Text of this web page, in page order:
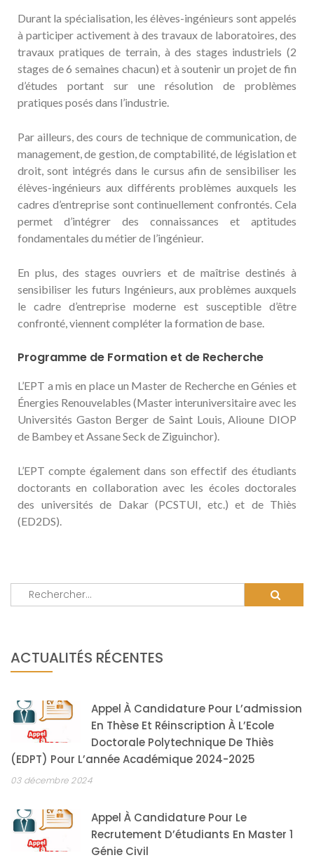
Durant la spécialisation, les élèves-ingénieurs sont appelés
à participer activement à des travaux de laboratoires, des
travaux pratiques de terrain, à des stages industriels (2
stages de 6 semaines chacun) et à soutenir un projet de fin
d’études portant sur une résolution de problèmes
pratiques posés dans l’industrie.
Par ailleurs, des cours de technique de communication, de
management, de gestion, de comptabilité, de législation et
droit, sont intégrés dans le cursus afin de sensibiliser les
élèves-ingénieurs aux différents problèmes auxquels les
cadres d’entreprise sont continuellement confrontés. Cela
permet d’intégrer des connaissances et aptitudes
fondamentales du métier de l’ingénieur.
En plus, des stages ouvriers et de maîtrise destinés à
sensibiliser les futurs Ingénieurs, aux problèmes auxquels
le cadre d’entreprise moderne est susceptible d’être
confronté, viennent compléter la formation de base.
Programme de Formation et de Recherche
L’EPT a mis en place un Master de Recherche en Génies et
Énergies Renouvelables (Master interuniversitaire avec les
Universités Gaston Berger de Saint Louis, Alioune DIOP
de Bambey et Assane Seck de Ziguinchor).
L’EPT compte également dans son effectif des étudiants
doctorants en collaboration avec les écoles doctorales
des universités de Dakar (PCSTUI, etc.) et de Thiès
(ED2DS).
ACTUALITÉS RÉCENTES
Appel À Candidature Pour L’admission
En Thèse Et Réinscription À L’Ecole
Doctorale Polytechnique De Thiès
(EDPT) Pour L’année Académique 2024-2025
03 décembre 2024
Appel À Candidature Pour Le
Recrutement D’étudiants En Master 1
Génie Civil